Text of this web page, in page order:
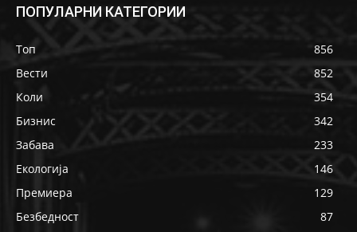
ПОПУЛАРНИ КАТЕГОРИИ
Топ
856
Вести
852
Коли
354
Бизнис
342
Забава
233
Екологија
146
Премиера
129
Безбедност
87